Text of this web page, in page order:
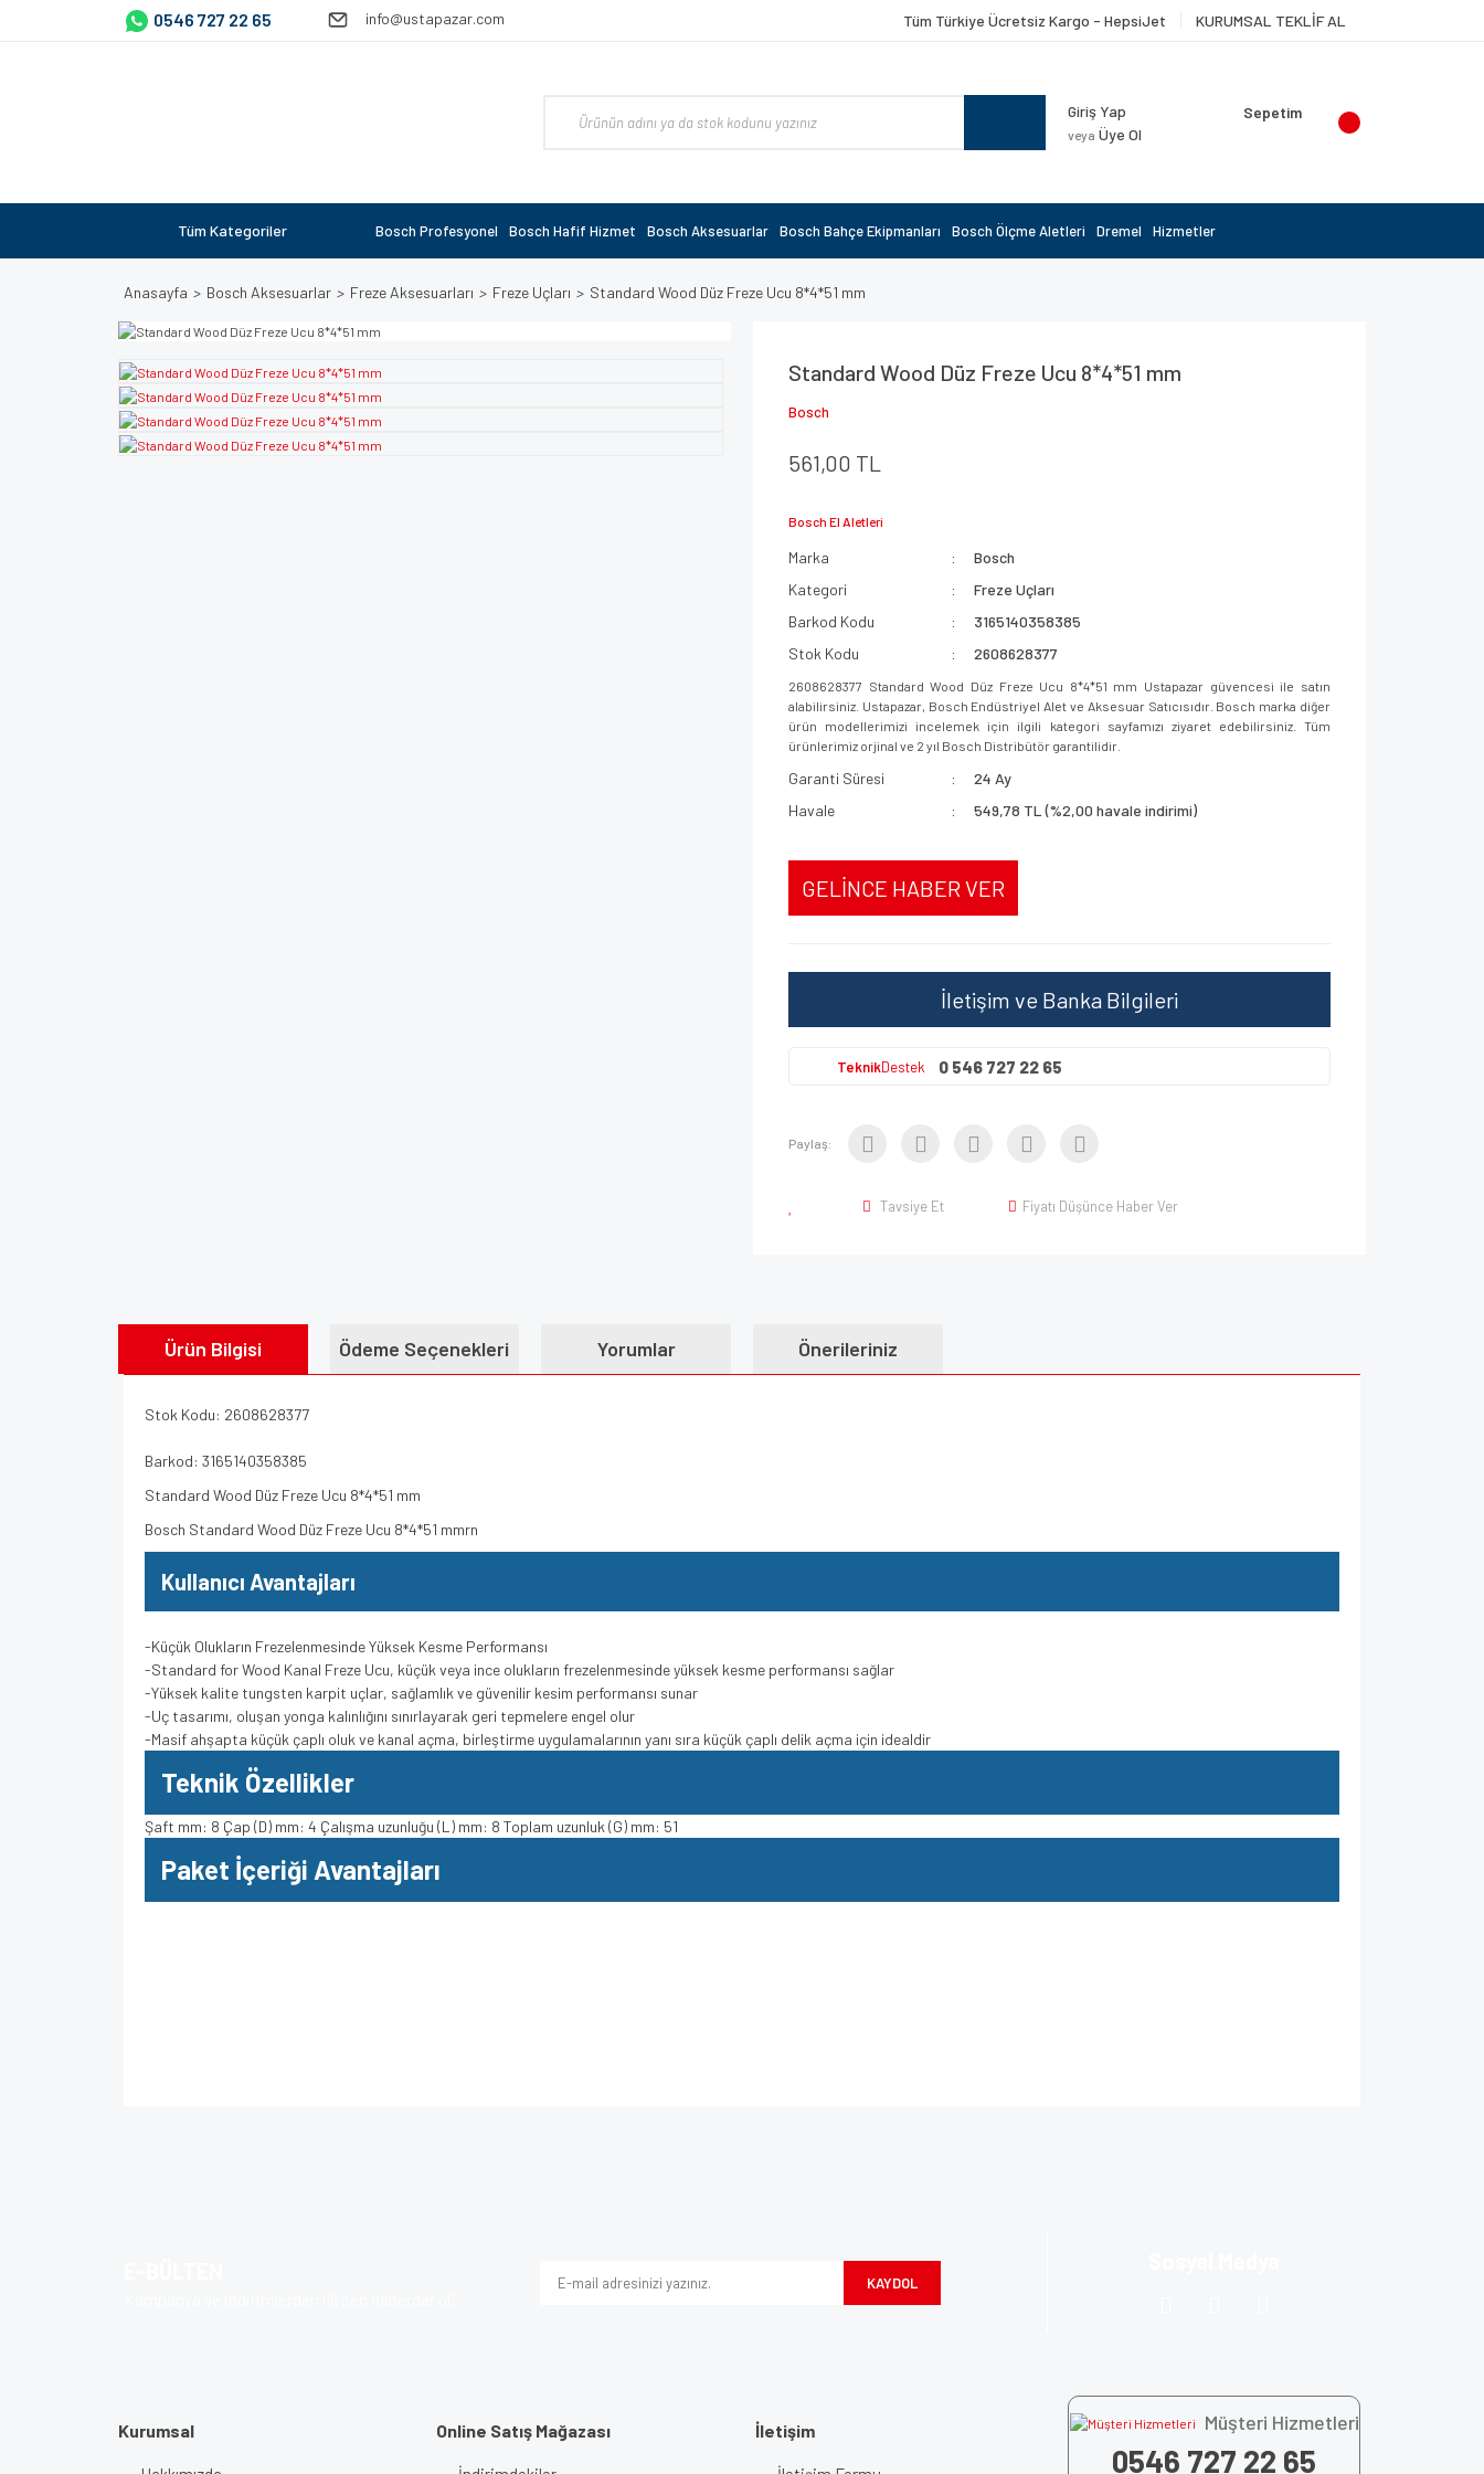
0546 727 22 65 info@ustapazar.com Tüm Türkiye Ücretsiz Kargo - HepsiJet KURUMSAL TEKLİF AL
Giriş Yap
veya Üye Ol
Sepetim
Tüm Kategoriler Bosch Profesyonel Bosch Hafif Hizmet Bosch Aksesuarlar Bosch Bahçe Ekipmanları Bosch Ölçme Aletleri Dremel Hizmetler
Anasayfa Bosch Aksesuarlar Freze Aksesuarları Freze Uçları Standard Wood Düz Freze Ucu 8*4*51 mm
Standard Wood Düz Freze Ucu 8*4*51 mm
Bosch
561,00 TL
Bosch El Aletleri
Marka
Bosch
Kategori
Freze Uçları
Barkod Kodu
3165140358385
Stok Kodu
2608628377
2608628377 Standard Wood Düz Freze Ucu 8*4*51 mm Ustapazar güvencesi ile satın
alabilirsiniz. Ustapazar, Bosch Endüstriyel Alet ve Aksesuar Satıcısıdır. Bosch marka diğer
ürün modellerimizi incelemek için ilgili kategori sayfamızı ziyaret edebilirsiniz. Tüm
ürünlerimiz orjinal ve 2 yıl Bosch Distribütör garantilidir.
Garanti Süresi
24 Ay
Havale
549,78 TL (%2,00 havale indirimi)
GELİNCE HABER VER
İletişim ve Banka Bilgileri
TeknikDestek 0 546 727 22 65
Paylaş:
Tavsiye Et Fiyatı Düşünce Haber Ver
Ürün Bilgisi Ödeme Seçenekleri Yorumlar Önerileriniz
Stok Kodu: 2608628377
Barkod: 3165140358385
Standard Wood Düz Freze Ucu 8*4*51 mm
Bosch Standard Wood Düz Freze Ucu 8*4*51 mmrn
Kullanıcı Avantajları
-Küçük Olukların Frezelenmesinde Yüksek Kesme Performansı
-Standard for Wood Kanal Freze Ucu, küçük veya ince olukların frezelenmesinde yüksek kesme performansı sağlar
-Yüksek kalite tungsten karpit uçlar, sağlamlık ve güvenilir kesim performansı sunar
-Uç tasarımı, oluşan yonga kalınlığını sınırlayarak geri tepmelere engel olur
-Masif ahşapta küçük çaplı oluk ve kanal açma, birleştirme uygulamalarının yanı sıra küçük çaplı delik açma için idealdir
Teknik Özellikler
Şaft mm: 8 Çap (D) mm: 4 Çalışma uzunluğu (L) mm: 8 Toplam uzunluk (G) mm: 51
Paket İçeriği Avantajları
KAYDOL
Kurumsal Online Satış Mağazası İletişim Müşteri Hizmetleri
0546 727 22 65